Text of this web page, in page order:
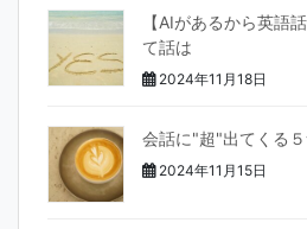
【AIがあるから英語
て話は
2024年11月18日
会話に"超"出てくる
2024年11月15日